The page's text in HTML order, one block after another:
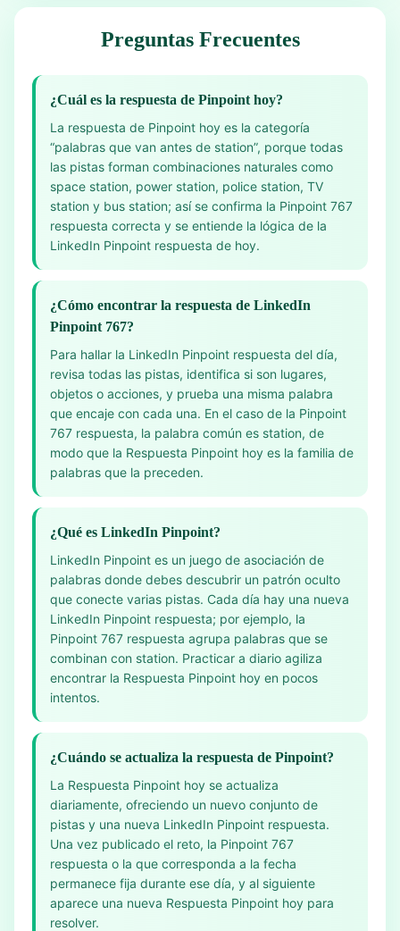
Preguntas Frecuentes
¿Cuál es la respuesta de Pinpoint hoy?
La respuesta de Pinpoint hoy es la categoría
“palabras que van antes de station”, porque todas
las pistas forman combinaciones naturales como
space station, power station, police station, TV
station y bus station; así se confirma la Pinpoint 767
respuesta correcta y se entiende la lógica de la
LinkedIn Pinpoint respuesta de hoy.
¿Cómo encontrar la respuesta de LinkedIn
Pinpoint 767?
Para hallar la LinkedIn Pinpoint respuesta del día,
revisa todas las pistas, identifica si son lugares,
objetos o acciones, y prueba una misma palabra
que encaje con cada una. En el caso de la Pinpoint
767 respuesta, la palabra común es station, de
modo que la Respuesta Pinpoint hoy es la familia de
palabras que la preceden.
¿Qué es LinkedIn Pinpoint?
LinkedIn Pinpoint es un juego de asociación de
palabras donde debes descubrir un patrón oculto
que conecte varias pistas. Cada día hay una nueva
LinkedIn Pinpoint respuesta; por ejemplo, la
Pinpoint 767 respuesta agrupa palabras que se
combinan con station. Practicar a diario agiliza
encontrar la Respuesta Pinpoint hoy en pocos
intentos.
¿Cuándo se actualiza la respuesta de Pinpoint?
La Respuesta Pinpoint hoy se actualiza
diariamente, ofreciendo un nuevo conjunto de
pistas y una nueva LinkedIn Pinpoint respuesta.
Una vez publicado el reto, la Pinpoint 767
respuesta o la que corresponda a la fecha
permanece fija durante ese día, y al siguiente
aparece una nueva Respuesta Pinpoint hoy para
resolver.